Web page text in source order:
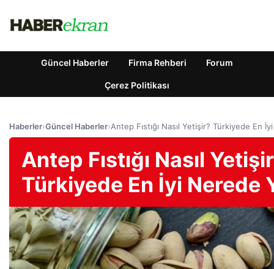
Güncel Haberler Firma Rehberi Forum
Çerez Politikası
Haberler›Güncel Haberler›Antep Fıstığı Nasıl Yetişir? Türkiyede En
Antep Fıstığı Nasıl
Türkiyede En İyi Nerede